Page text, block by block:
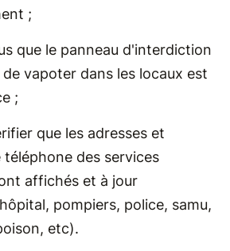
;
que le panneau d'interdiction
vapoter dans les locaux est
;
que les adresses et
téléphone des services
affichés et à jour
pompiers, police, samu,
etc).